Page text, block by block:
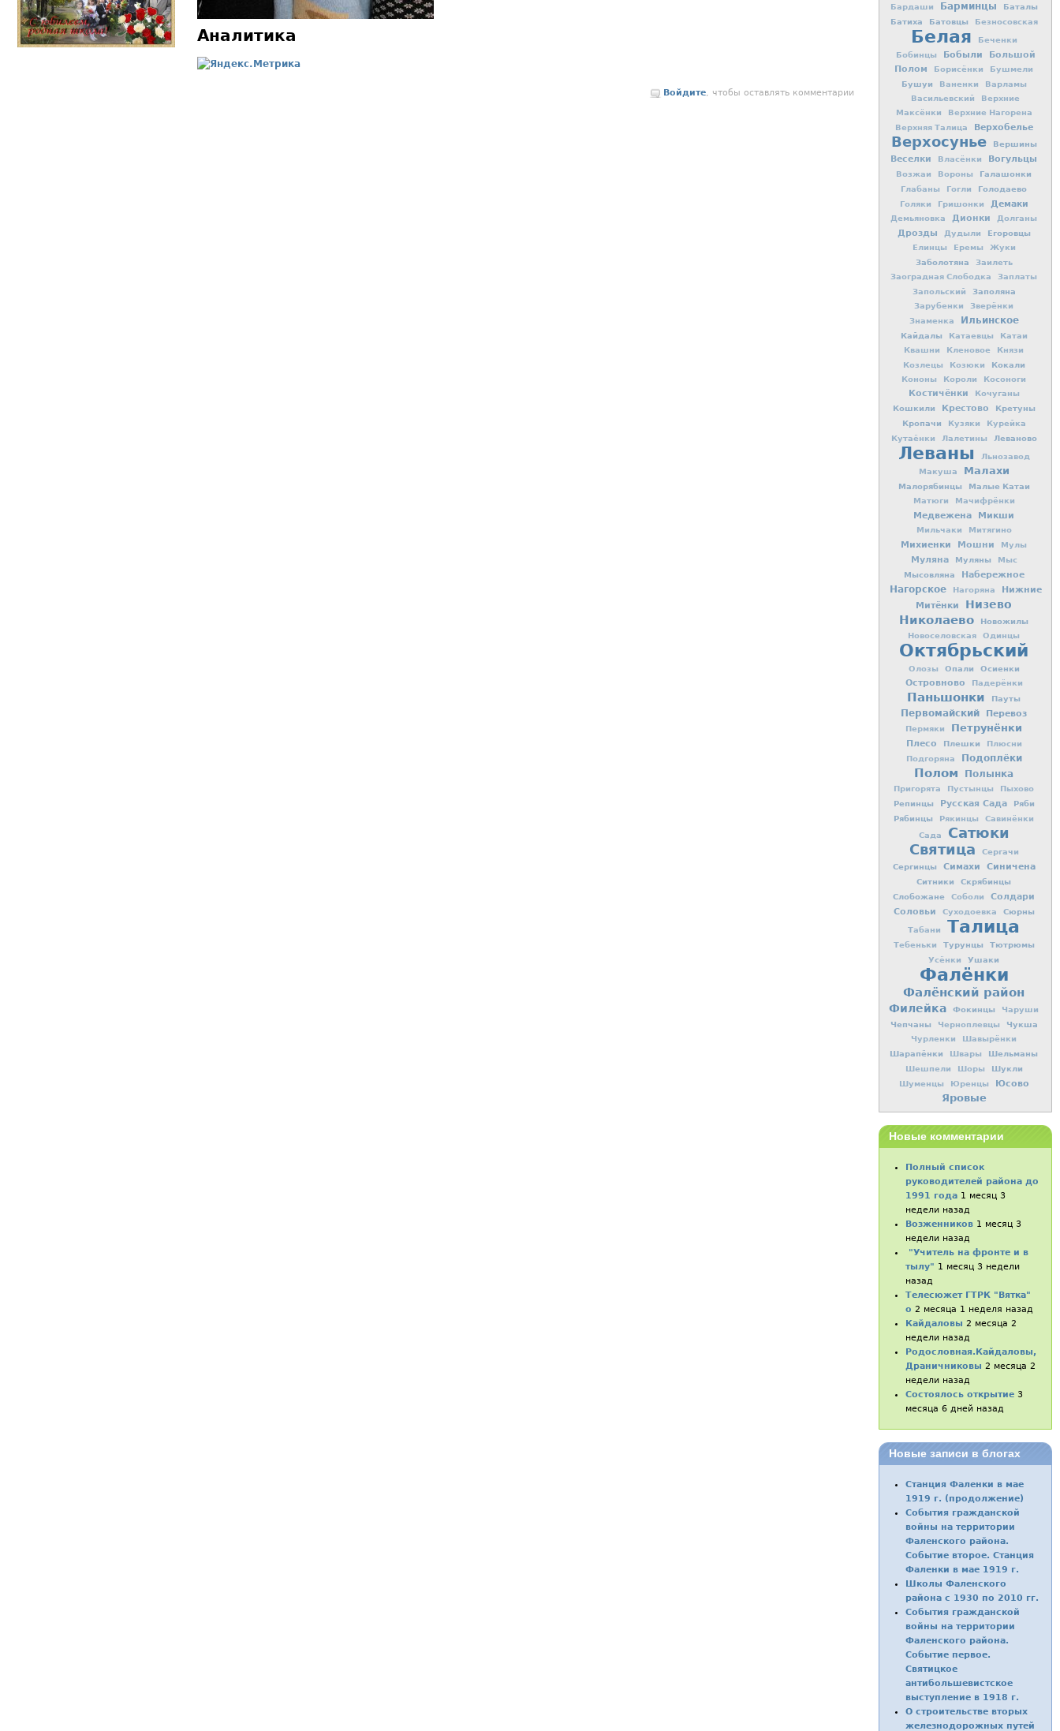
Аналитика
Войдите, чтобы оставлять комментарии
Бардаши Барминцы
Баталы
Батиха
Батовцы Безносовская
Белая
Беченки
Бобинцы
Бобыли
Большой
Полом
Борисёнки Бушмели
Бушуи Ваненки
Варламы
Васильевский
Верхние
Максёнки
Верхние Нагорена
Верхняя Талица
Верхобелье
Верхосунье Вершины
Веселки Власёнки Вогульцы
Возжаи Вороны Галашонки
Глабаны Гогли Голодаево
Голяки Гришонки Демаки
Демьяновка Дионки Долганы
Дрозды Дудыли Егоровцы
Елинцы Еремы Жуки
Заболотяна
Заилеть
Заоградная Слободка
Заплаты
Запольский
Заполяна
Зарубенки
Зверёнки
Знаменка
Ильинское
Кайдалы Катаевцы
Катаи
Квашни
Кленовое
Князи
Козлецы
Козюки Кокали
Кононы Короли Косоноги
Костичёнки Кочуганы
Кошкили Крестово
Кретуны
Кропачи
Кузяки
Курейка
Кутаёнки
Лалетины Леваново
Леваны
Льнозавод
Макуша
Малахи
Малорябинцы Малые Катаи
Матюги Мачифрёнки
Медвежена Микши
Мильчаки Митягино
Михиенки Мошни Мулы
Муляна Муляны Мыс
Мысовляна Набережное
Нагорское Нагоряна
Нижние
Митёнки
Низево
Николаево Новожилы
Новоселовская Одинцы
Октябрьский
Олозы Опали Осиенки
Островново Падерёнки
Паньшонки Пауты
Первомайский Перевоз
Пермяки Петрунёнки
Плесо Плешки
Плюсни
Подгоряна
Подоплёки
Полом Полынка
Пригорята Пустынцы Пыхово
Репинцы Русская Сада
Ряби
Рябинцы
Рякинцы
Савинёнки
Сада
Сатюки
Святица
Сергачи
Сергинцы Симахи Синичена
Ситники
Скрябинцы
Слобожане
Соболи
Солдари
Соловьи
Суходоевка Сюрны
Табани Талица
Тебеньки Турунцы Тютрюмы
Усёнки Ушаки
Фалёнки
Фалёнский район
Филейка Фокинцы Чаруши
Чепчаны Черноплевцы Чукша
Чурленки Шавырёнки
Шарапёнки Швары Шельманы
Шешпели Шоры Шукли
Шуменцы Юренцы Юсово
Яровые
Новые комментарии
Полный список
руководителей района до
1991 года 1 месяц 3
недели назад
Возженников 1 месяц 3
недели назад
"Учитель на фронте и в
тылу" 1 месяц 3 недели
назад
Телесюжет ГТРК "Вятка"
о 2 месяца 1 неделя назад
Кайдаловы 2 месяца 2
недели назад
Родословная.Кайдаловы,
Драничниковы 2 месяца 2
недели назад
Состоялось открытие 3
месяца 6 дней назад
Новые записи в блогах
Станция Фаленки в мае
1919 г. (продолжение)
События гражданской
войны на территории
Фаленского района.
Событие второе. Станция
Фаленки в мае 1919 г.
Школы Фаленского
района с 1930 по 2010 гг.
События гражданской
войны на территории
Фаленского района.
Событие первое.
Святицкое
антибольшевистское
выступление в 1918 г.
О строительстве вторых
железнодорожных путей